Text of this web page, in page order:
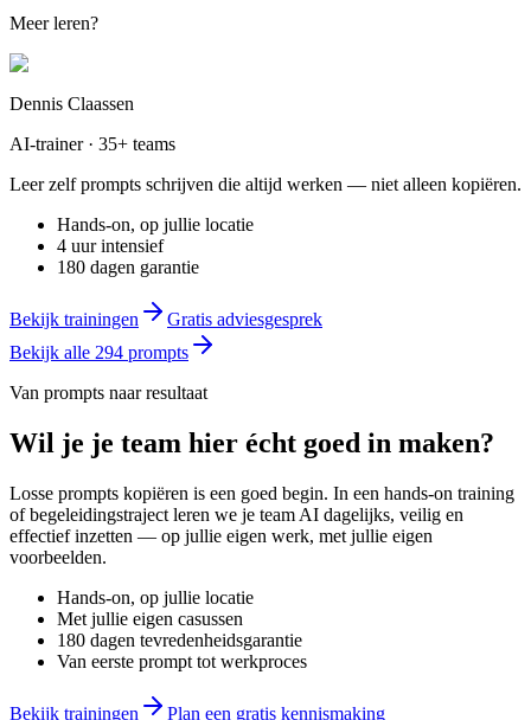
Meer leren?
Dennis Claassen
AI-trainer · 35+ teams
Leer zelf prompts schrijven die altijd werken — niet alleen kopiëren.
Hands-on, op jullie locatie
4 uur intensief
180 dagen garantie
Bekijk trainingen
Gratis adviesgesprek
Bekijk alle 294 prompts
Van prompts naar resultaat
Wil je je team hier écht goed in maken?
Losse prompts kopiëren is een goed begin. In een hands-on training
of begeleidingstraject leren we je team AI dagelijks, veilig en
effectief inzetten — op jullie eigen werk, met jullie eigen
voorbeelden.
Hands-on, op jullie locatie
Met jullie eigen casussen
180 dagen tevredenheidsgarantie
Van eerste prompt tot werkproces
Bekijk trainingen Plan een gratis kennismaking